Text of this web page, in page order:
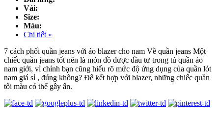
Vải:
Size:
Màu:
Chi tiết »
7 cách phối quần jeans với áo blazer cho nam Về quần jeans Một
chiếc quần jeans tốt nên là món đồ được đầu tư trong tủ quần áo
nam giới, vì chính bạn cũng hiểu rõ mức độ ứng dụng của quần lót
nam giá sỉ , đúng không? Để kết hợp với blazer, những chiếc quần
tối màu có thể gây ấn.